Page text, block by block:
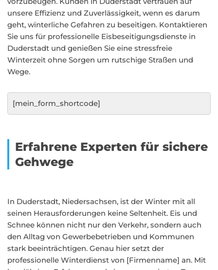
unsere Effizienz und Zuverlässigkeit, wenn es darum
geht, winterliche Gefahren zu beseitigen. Kontaktieren
Sie uns für professionelle Eisbeseitigungsdienste in
Duderstadt und genießen Sie eine stressfreie
Winterzeit ohne Sorgen um rutschige Straßen und
Wege.
[mein_form_shortcode]
Erfahrene Experten für sichere
Gehwege
In Duderstadt, Niedersachsen, ist der Winter mit all
seinen Herausforderungen keine Seltenheit. Eis und
Schnee können nicht nur den Verkehr, sondern auch
den Alltag von Gewerbebetrieben und Kommunen
stark beeinträchtigen. Genau hier setzt der
professionelle Winterdienst von [Firmenname] an. Mit